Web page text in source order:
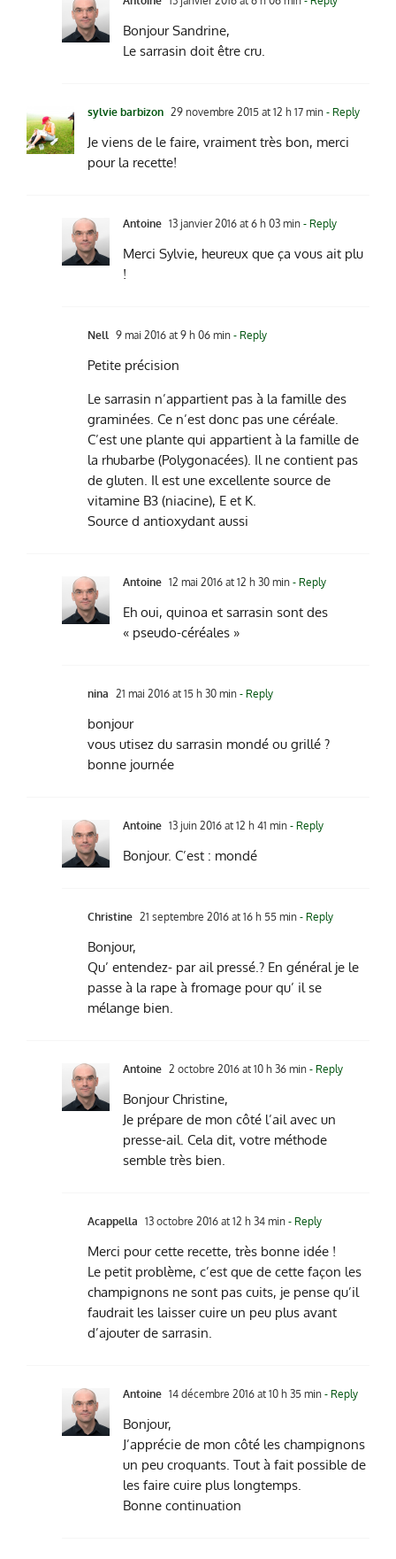
Bonjour Sandrine,
Le sarrasin doit être cru.
sylvie barbizon 29 novembre 2015 at 12 h 17 min - Reply
Je viens de le faire, vraiment très bon, merci
pour la recette!
Antoine 13 janvier 2016 at 6 h 03 min - Reply
Merci Sylvie, heureux que ça vous ait plu
!
Nell 9 mai 2016 at 9 h 06 min - Reply
Petite précision
Le sarrasin n’appartient pas à la famille des
graminées. Ce n’est donc pas une céréale.
C’est une plante qui appartient à la famille de
la rhubarbe (Polygonacées). Il ne contient pas
de gluten. Il est une excellente source de
vitamine B3 (niacine), E et K.
Source d antioxydant aussi
Antoine 12 mai 2016 at 12 h 30 min - Reply
Eh oui, quinoa et sarrasin sont des
« pseudo-céréales »
nina 21 mai 2016 at 15 h 30 min - Reply
bonjour
vous utisez du sarrasin mondé ou grillé ?
bonne journée
Antoine 13 juin 2016 at 12 h 41 min - Reply
Bonjour. C’est : mondé
Christine 21 septembre 2016 at 16 h 55 min - Reply
Bonjour,
Qu’ entendez- par ail pressé.? En général je le
passe à la rape à fromage pour qu’ il se
mélange bien.
Antoine 2 octobre 2016 at 10 h 36 min - Reply
Bonjour Christine,
Je prépare de mon côté l’ail avec un
presse-ail. Cela dit, votre méthode
semble très bien.
Acappella 13 octobre 2016 at 12 h 34 min - Reply
Merci pour cette recette, très bonne idée !
Le petit problème, c’est que de cette façon les
champignons ne sont pas cuits, je pense qu’il
faudrait les laisser cuire un peu plus avant
d’ajouter de sarrasin.
Antoine 14 décembre 2016 at 10 h 35 min - Reply
Bonjour,
J’apprécie de mon côté les champignons
un peu croquants. Tout à fait possible de
les faire cuire plus longtemps.
Bonne continuation